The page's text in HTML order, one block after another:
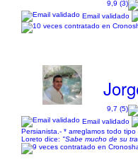
9,9 (3)
Email validado
9,7 (5)
Email validado
Persianista.- * arreglamos todo
Loreto dice: "Sabe mucho de su